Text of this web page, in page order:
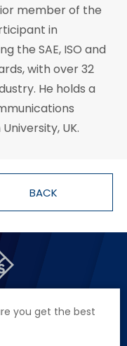
you get the best
member of the
in
the SAE, ISO and
with over 32
He holds a
UK.
BACK
網站聲明